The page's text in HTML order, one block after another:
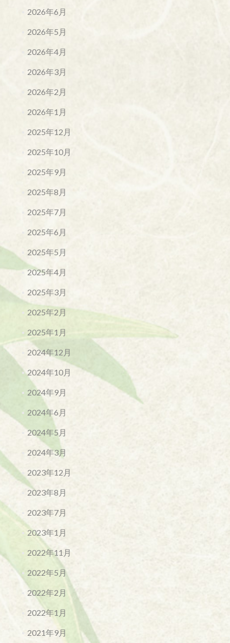
2026年6月
2026年5月
2026年4月
2026年3月
2026年2月
2026年1月
2025年12月
2025年10月
2025年9月
2025年8月
2025年7月
2025年6月
2025年5月
2025年4月
2025年3月
2025年2月
2025年1月
2024年12月
2024年10月
2024年9月
2024年6月
2024年5月
2024年3月
2023年12月
2023年8月
2023年7月
2023年1月
2022年11月
2022年5月
2022年2月
2022年1月
2021年9月